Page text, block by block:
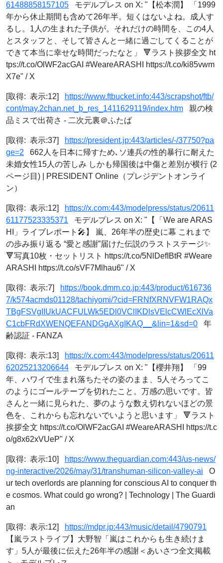
61488858157105 モデルプレス on X: "【松本潤】 「1999
年から休止期間も含めて26年半。短くはないよね。成人す
るし。1人の生まれた子供が。それだけの時間を、この4人
とスタッフと、そして皆さんと一緒に過ごしてくることが
できて本当に幸せな時間だったなと」 🔻ラスト挨拶全文 ht
tps://t.co/OlWF2acGAI #WeareARASHI https://t.co/ki85vwm
X7e" / X
[取得: 表示:12]
https://www.ftbucket.info:443/scrapshot/ftb/
cont/may.2chan.net_b_res_1411629119/index.htm 親の検
品ミスで出荷さ - 二次元裏＠ふたば
[取得: 表示:37]
https://president.jp:443/articles/-/37750?pa
ge=2 662人を日本に帰すため､ソ連兵の性的暴行に耐えた
未婚女性15人の苦しみ しかも帰国後は中傷と差別が横行 (2
ページ目) | PRESIDENT Online（プレジデントオンライ
ン）
[取得: 表示:12]
https://x.com:443/modelpress/status/20611
61177523335371 モデルプレス on X: "【「We are ARAS
HI」ライブレポート🎤】 嵐、26年半の歴史に幕 これまで
の歩み振り返る “愛と感謝”届けた伝説のラストステージ✨️
🔻写真10枚・セットリスト https://t.co/5NlDefIBtR #Weare
ARASHI https://t.co/sVF7Mlhau6" / X
[取得: 表示:7]
https://book.dmm.co.jp:443/product/616736
7/k574acmds01128/tachiyomi/?cid=FRNfXRNVFW1RAQx
TBgFSVgIIUkUACFULWk5EDl0VClIKDlsVElcCWlEcXlVa
C1cbFRdXWENQEFANDGgAXgIKAQ__&lin=1&sd=0 年
齢認証 - FANZA
[取得: 表示:13]
https://x.com:443/modelpress/status/20611
62025213206644 モデルプレス on X: "【櫻井翔】 「99
年、ハワイで生まれ落ちたその姿のまま、5人そろってこ
のようにゴールテープを切れたこと。万感の思いです。皆
さんと一緒に見られた、夢のような数え切れないほどの景
色を、これからも忘れないでいようと思います」 🔻ラスト
挨拶全文 https://t.co/OlWF2acGAI #WeareARASHI https://t.c
o/g8x62xVUeP" / X
[取得: 表示:10]
https://www.theguardian.com:443/us-news/
ng-interactive/2026/may/31/transhuman-silicon-valley-ai O
ur tech overlords are planning for conscious AI to conquer th
e cosmos. What could go wrong? | Technology | The Guardi
an
[取得: 表示:12]
https://mdpr.jp:443/music/detail/4790791
【嵐ラストライブ】大野智「嵐はこれからも生き続けま
す」5人が最後に伝えた26年半の感謝＜あいさつ全文掲載